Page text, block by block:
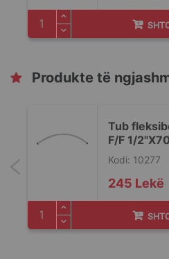
Produkte të
Tub
F/F 1/
245 Lekë
Kodi: 10277